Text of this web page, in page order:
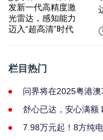
栏目热门
问界将在2025粤港澳
舒心已达，安心满额
7.98万元起！8方纯